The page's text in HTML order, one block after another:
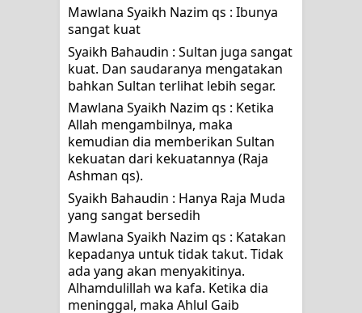
Mawlana Syaikh Nazim qs : Ibunya
sangat kuat
Syaikh Bahaudin : Sultan juga sangat
kuat. Dan saudaranya mengatakan
bahkan Sultan terlihat lebih segar.
Mawlana Syaikh Nazim qs : Ketika
Allah mengambilnya, maka
kemudian dia memberikan Sultan
kekuatan dari kekuatannya (Raja
Ashman qs).
Syaikh Bahaudin : Hanya Raja Muda
yang sangat bersedih
Mawlana Syaikh Nazim qs : Katakan
kepadanya untuk tidak takut. Tidak
ada yang akan menyakitinya.
Alhamdulillah wa kafa. Ketika dia
meninggal, maka Ahlul Gaib